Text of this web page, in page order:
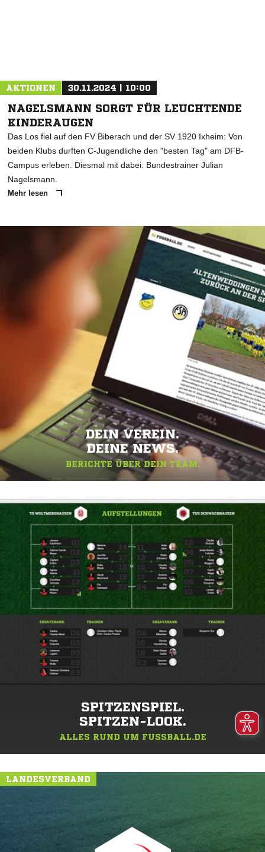
AKTIONEN 30.11.2024 | 10:00
NAGELSMANN SORGT FÜR LEUCHTENDE
KINDERAUGEN
Das Los fiel auf den FV Biberach und der SV 1920 Ixheim: Von
beiden Klubs durften C-Jugendliche den "besten Tag" am DFB-
Campus erleben. Diesmal mit dabei: Bundestrainer Julian
Nagelsmann.
Mehr lesen
DEIN VEREIN.
DEINE NEWS.
BERICHTE ÜBER DEIN TEAM.
SPITZENSPIEL.
SPITZEN-LOOK.
ALLES RUND UM FUSSBALL.DE
LANDESVERBAND